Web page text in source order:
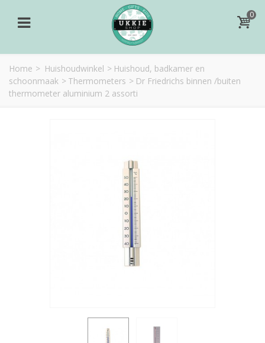
0
Home > Huishoudwinkel > Huishoud, badkamer en
schoonmaak > Thermometers > Dr Friedrichs binnen /buiten
thermometer aluminium 2 assorti